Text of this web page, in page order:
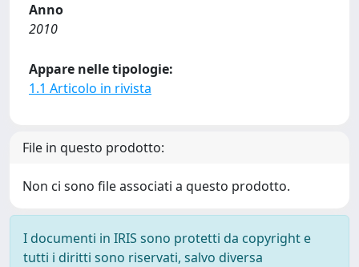
Anno
2010
Appare nelle tipologie:
1.1 Articolo in rivista
File in questo prodotto:
Non ci sono file associati a questo prodotto.
I documenti in IRIS sono protetti da copyright e
tutti i diritti sono riservati, salvo diversa